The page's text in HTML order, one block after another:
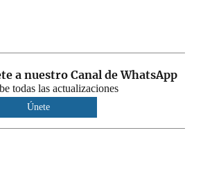
a nuestro Canal de WhatsApp
todas las actualizaciones
Únete